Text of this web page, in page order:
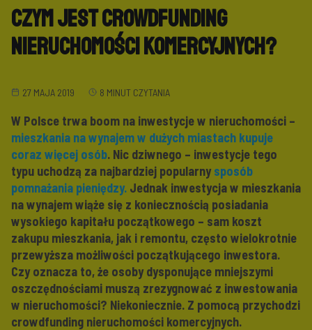
Czym jest crowdfunding
nieruchomości komercyjnych?
27 MAJA 2019 8 MINUT CZYTANIA
W Polsce trwa boom na inwestycje w nieruchomości –
mieszkania na wynajem w dużych miastach kupuje
coraz więcej osób. Nic dziwnego – inwestycje tego
typu uchodzą za najbardziej popularny sposób
pomnażania pieniędzy. Jednak inwestycja w mieszkania
na wynajem wiąże się z koniecznością posiadania
wysokiego kapitału początkowego – sam koszt
zakupu mieszkania, jak i remontu, często wielokrotnie
przewyższa możliwości początkującego inwestora.
Czy oznacza to, że osoby dysponujące mniejszymi
oszczędnościami muszą zrezygnować z inwestowania
w nieruchomości? Niekoniecznie. Z pomocą przychodzi
crowdfunding nieruchomości komercyjnych.